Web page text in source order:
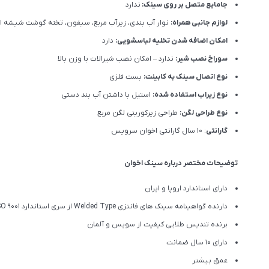
جامایع متصل بر روی سینک: ندارد
لوازم جانبی همراه: نوار آب بندی، زیرآب مربع، سیفون، تخته گوشت شیشه
امکان اضافه شدن تخلیه لباسشویی: دارد
سوراخ نصب شیر: ندارد – امکان نصب شیرالات با وزن بالا
نوع اتصال سینک به کابینت: بست فلزی
نوع زیراب استفاده شده: استیل با داشتن آب بند دستی
نوع طراحی لگن: طراحی زیرکورینی لگن مربع
گارانتی: 10 سال گارانتی اخوان سرویس
توضیحات مختصر درباره سینک اخوان
دارای استاندارد اروپا و ایران
دارنده گواهینامه سینک های فانتزی Welded Type از سری استاندارد ISO 9001
برنده تندیس طلایی کیفیت از سویس و آلمان
دارای ۱۰ سال ضمانت
عمق بیشتر